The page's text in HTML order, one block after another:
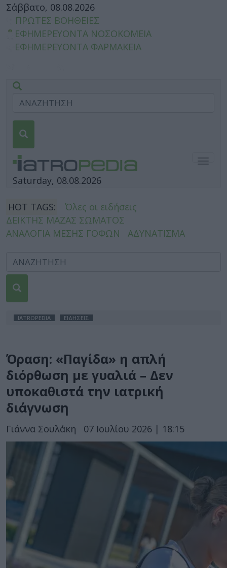
Σάββατο, 08.08.2026
ΠΡΩΤΕΣ ΒΟΗΘΕΙΕΣ
ΕΦΗΜΕΡΕΥΟΝΤΑ ΝΟΣΟΚΟΜΕΙΑ
ΕΦΗΜΕΡΕΥΟΝΤΑ ΦΑΡΜΑΚΕΙΑ
Saturday, 08.08.2026
HOT TAGS:
Όλες οι ειδήσεις
ΔΕΙΚΤΗΣ ΜΑΖΑΣ ΣΩΜΑΤΟΣ
ΑΝΑΛΟΓΙΑ ΜΕΣΗΣ ΓΟΦΩΝ
ΑΔΥΝΑΤΙΣΜΑ
IATROPEDIA ΕΙΔΗΣΕΙΣ
Όραση: «Παγίδα» η απλή
διόρθωση με γυαλιά – Δεν
υποκαθιστά την ιατρική
διάγνωση
Γιάννα Σουλάκη 07 Ιουλίου 2026 | 18:15